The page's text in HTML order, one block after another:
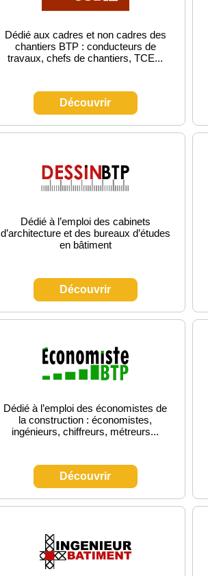
Dédié aux cadres et non cadres des
chantiers BTP : conducteurs de
travaux, chefs de chantiers, TCE...
Découvrir
Dédié à l’emploi des cabinets
d’architecture et des bureaux d’études
en bâtiment
Découvrir
Dédié à l’emploi des économistes de
la construction : économistes,
ingénieurs, chiffreurs, métreurs...
Découvrir